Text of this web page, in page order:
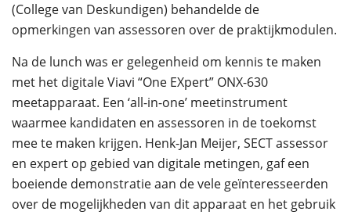
(College van Deskundigen) behandelde de
opmerkingen van assessoren over de praktijkmodulen.
Na de lunch was er gelegenheid om kennis te maken
met het digitale Viavi “One EXpert” ONX-630
meetapparaat. Een ‘all-in-one’ meetinstrument
waarmee kandidaten en assessoren in de toekomst
mee te maken krijgen. Henk-Jan Meijer, SECT assessor
en expert op gebied van digitale metingen, gaf een
boeiende demonstratie aan de vele geïnteresseerden
over de mogelijkheden van dit apparaat en het gebruik